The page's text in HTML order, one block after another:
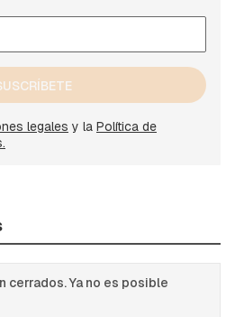
legales y la Política de
cerrados. Ya no es posible